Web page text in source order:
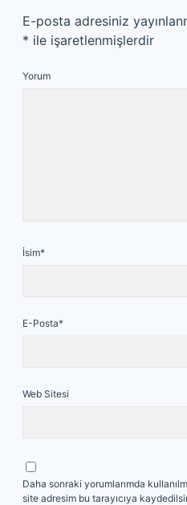
E-posta adresiniz
* ile işaretlenmişlerdir
Yorum
İsim*
E-Posta*
Web Sitesi
Daha sonraki yorumlarımda
site adresim bu tarayıcıya